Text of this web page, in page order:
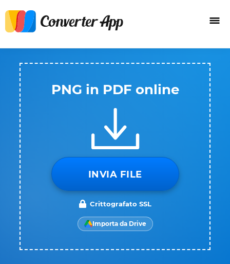
PNG in PDF online
INVIA FILE
Crittografato SSL
Importa da Drive